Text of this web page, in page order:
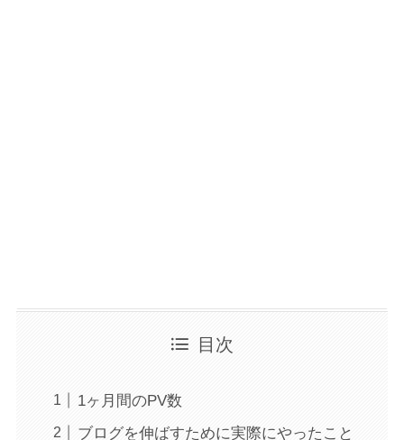
目次
1ヶ月間のPV数
ブログを伸ばすために実際にやったこと